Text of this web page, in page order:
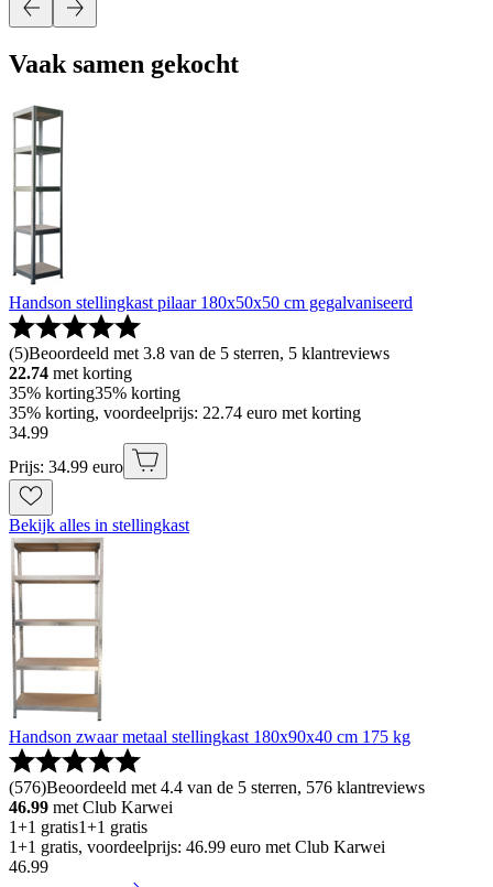
Vaak samen gekocht
Handson stellingkast pilaar 180x50x50 cm gegalvaniseerd
(5)Beoordeeld met 3.8 van de 5 sterren, 5 klantreviews
22.74 met korting
35% korting35% korting
35% korting, voordeelprijs: 22.74 euro met korting
34.99
Prijs: 34.99 euro
Bekijk alles in stellingkast
Handson zwaar metaal stellingkast 180x90x40 cm 175 kg
(576)Beoordeeld met 4.4 van de 5 sterren, 576 klantreviews
46.99 met Club Karwei
1+1 gratis1+1 gratis
1+1 gratis, voordeelprijs: 46.99 euro met Club Karwei
46.99